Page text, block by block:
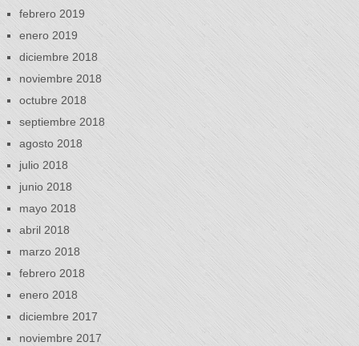
febrero 2019
enero 2019
diciembre 2018
noviembre 2018
octubre 2018
septiembre 2018
agosto 2018
julio 2018
junio 2018
mayo 2018
abril 2018
marzo 2018
febrero 2018
enero 2018
diciembre 2017
noviembre 2017